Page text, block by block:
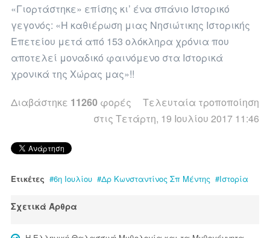
«Γιορτάστηκε» επίσης κι’ ένα σπάνιο Ιστορικό
γεγονός: «Η καθιέρωση μιας Νησιώτικης Ιστορικής
Επετείου μετά από 153 ολόκληρα χρόνια που
αποτελεί μοναδικό φαινόμενο στα Ιστορικά
χρονικά της Χώρας μας»!!
Διαβάστηκε 11260 φορές
Τελευταία τροποποίηση
στις Τετάρτη, 19 Ιουλίου 2017 11:46
Ετικέτες 6η Ιουλίου Δρ Κωνσταντίνος Σπ Μέντης Ιστορία
Σχετικά Άρθρα